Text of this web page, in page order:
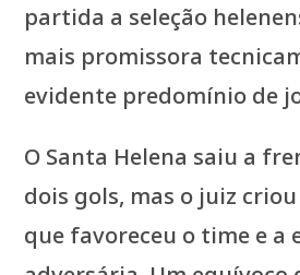
partida a seleção
mais promissora
evidente predomínio de
O Santa Helena saiu a
dois gols, mas o juiz
que favoreceu o time e a